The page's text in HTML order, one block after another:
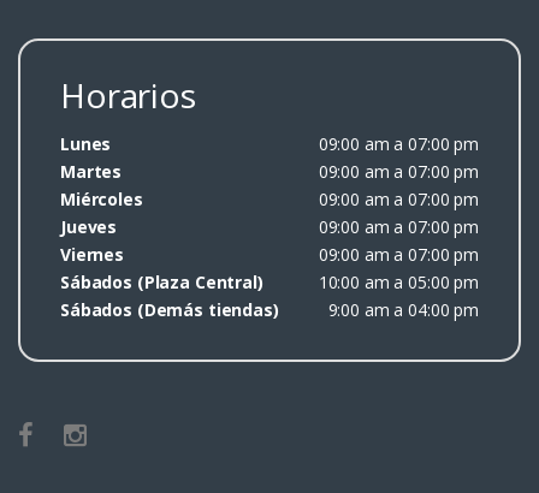
Horarios
Lunes
09:00 am a 07:00 pm
Martes
09:00 am a 07:00 pm
Miércoles
09:00 am a 07:00 pm
Jueves
09:00 am a 07:00 pm
Viernes
09:00 am a 07:00 pm
Sábados (Plaza Central)
10:00 am a 05:00 pm
Sábados (Demás tiendas)
9:00 am a 04:00 pm